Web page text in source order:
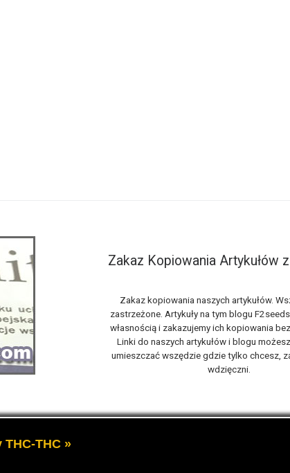
Zakaz Kopiowania Artykułów
Zakaz kopiowania naszych artykułów.
zastrzeżone. Artykuły na tym blogu
własnością i zakazujemy ich kopiowania
Linki do naszych artykułów i blogu
umieszczać wszędzie gdzie tylko chcesz,
wdzięczni.
o marihuanie i konopiach, zwanych roślinami cannabis
THC »